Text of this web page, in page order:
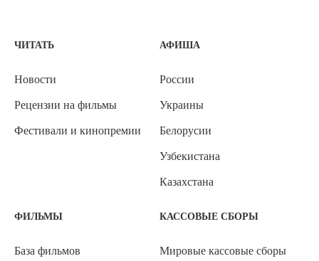
ЧИТАТЬ
Новости
Рецензии на фильмы
Фестивали и кинопремии
АФИША
России
Украины
Белорусии
Узбекистана
Казахстана
ФИЛЬМЫ
База фильмов
КАССОВЫЕ СБОРЫ
Мировые кассовые сборы